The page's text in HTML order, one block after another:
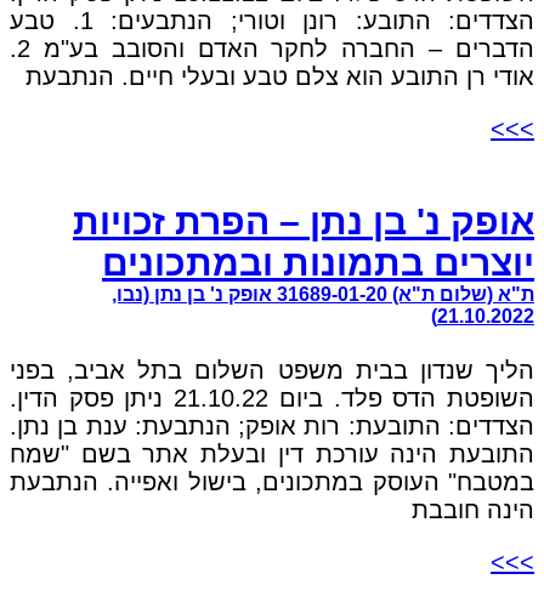
הצדדים: התובע: רונן וטורי; הנתבעים: 1. טבע
הדברים – החברה לחקר האדם והסובב בע"מ 2.
אודי רן התובע הוא צלם טבע ובעלי חיים. הנתבעת
>>>
אופק נ' בן נתן – הפרת זכויות
יוצרים בתמונות ובמתכונים
ת"א (שלום ת"א) 31689-01-20 אופק נ' בן נתן (נבו,
21.10.2022)
הליך שנדון בבית משפט השלום בתל אביב, בפני
השופטת הדס פלד. ביום 21.10.22 ניתן פסק הדין.
הצדדים: התובעת: רות אופק; הנתבעת: ענת בן נתן.
התובעת הינה עורכת דין ובעלת אתר בשם "שמח
במטבח" העוסק במתכונים, בישול ואפייה. הנתבעת
הינה חובבת
>>>